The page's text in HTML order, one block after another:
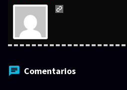
Comentarios